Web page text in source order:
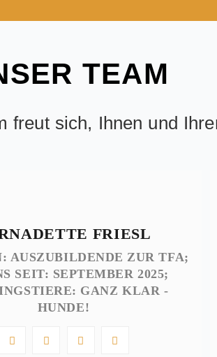
TEAM
freut sich, Ihnen und
FRIESL
AUSZUBILDENDE ZUR TFA;
SEIT: SEPTEMBER 2025;
GANZ KLAR -
HUNDE!